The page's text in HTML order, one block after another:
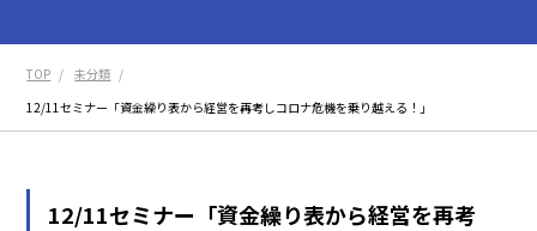
TOP
未分類
12/11セミナー「資金繰り表から経営を再考しコロナ危機を乗り越える！」
12/11セミナー「資金繰り表から経営を再考